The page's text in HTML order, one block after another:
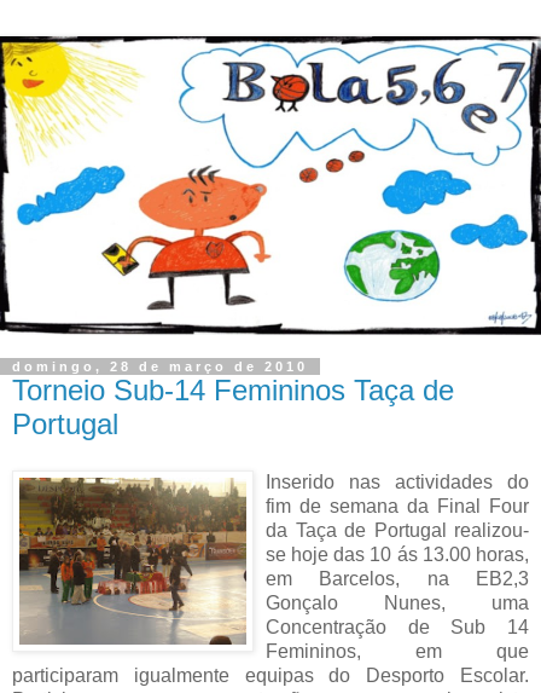
domingo, 28 de março de 2010
Torneio Sub-14 Femininos Taça de
Portugal
Inserido nas actividades do
fim de semana da Final Four
da Taça de Portugal realizou-
se hoje das 10 ás 13.00 horas,
em Barcelos, na EB2,3
Gonçalo Nunes, uma
Concentração de Sub 14
Femininos, em que
participaram igualmente equipas do Desporto Escolar.